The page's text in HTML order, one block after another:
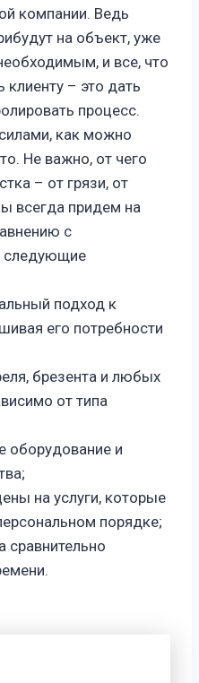
компании. Ведь
на объект, уже
и все, что
клиенту – это дать
процесс.
как можно
Не важно, от чего
– от грязи, от
всегда придем на
с
следующие
подход к
его потребности
брезента и любых
от типа
оборудование и
на услуги, которые
порядке;
сравнительно